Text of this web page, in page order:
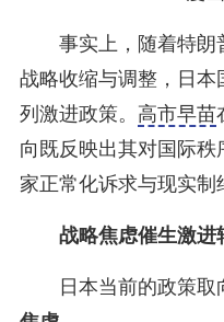
事实上，随着特朗
战略收缩与调整，日
列激进政策。 高市早苗
向既反映出其对国际秩
家正常化诉求与现实制
战略焦虑催生激进
日本当前的政策